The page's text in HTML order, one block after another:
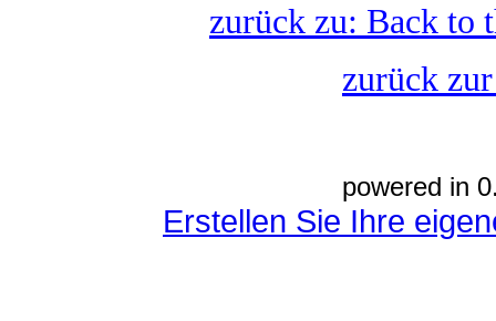
zurück zu: Back to
zurück
powered in
Erstellen Sie Ihre